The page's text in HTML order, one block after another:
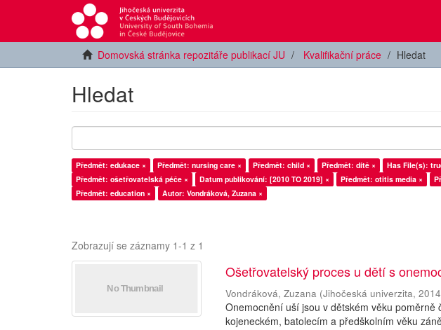
Domovská stránka repozitáře publikací JU Kvalifikační práce Hledat
Hledat
Předmět: edukace × Předmět: nursing care × Předmět: child × Předmět: dítě × Has File(s):
Předmět: ošetřovatelská péče ×
Datum publikování: [2010 TO 2019] × Předmět: otitis media ×
Předmět: education ×
Autor: Vondráková, Zuzana ×
Zobrazují se záznamy 1-1 z 1
Ošetřovatelský proces u dětí s
Vondráková, Zuzana (Jihočeská univerzita,2014
Onemocnění uší jsou v dětském věku
kojeneckém, batolecím a předškolním věku